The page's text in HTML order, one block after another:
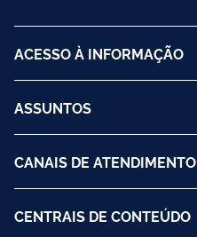
ACESSO À INFORMAÇÃO
ASSUNTOS
CANAIS DE ATENDIMENTO
CENTRAIS DE CONTEÚDO